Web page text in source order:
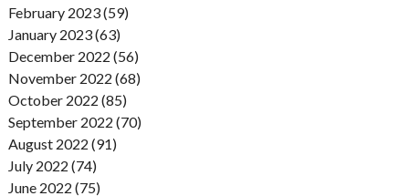
February 2023 (59)
January 2023 (63)
December 2022 (56)
November 2022 (68)
October 2022 (85)
September 2022 (70)
August 2022 (91)
July 2022 (74)
June 2022 (75)